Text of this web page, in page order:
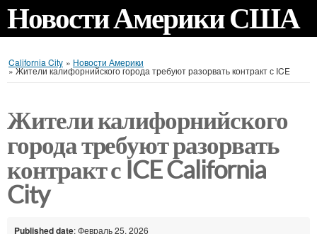
Новости Америки США
California City » Новости Америки
»Жители калифорнийского города требуют разорвать контракт с ICE
Жители калифорнийского
города требуют разорвать
контракт с ICE California
City
Published date: Февраль 25, 2026